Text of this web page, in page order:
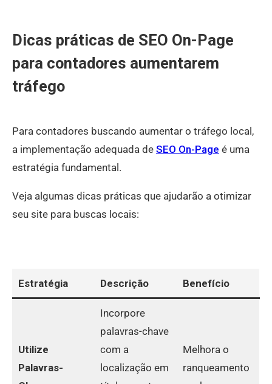
Dicas práticas de SEO On-Page
para contadores aumentarem
tráfego
Para contadores buscando aumentar o tráfego local,
a implementação adequada de SEO On-Page é uma
estratégia fundamental.
Veja algumas dicas práticas que ajudarão a otimizar
seu site para buscas locais:
Estratégia Descrição Benefício
Utilize
Palavras-
Incorpore
palavras-chave
com a
localização em
Melhora o
ranqueamento